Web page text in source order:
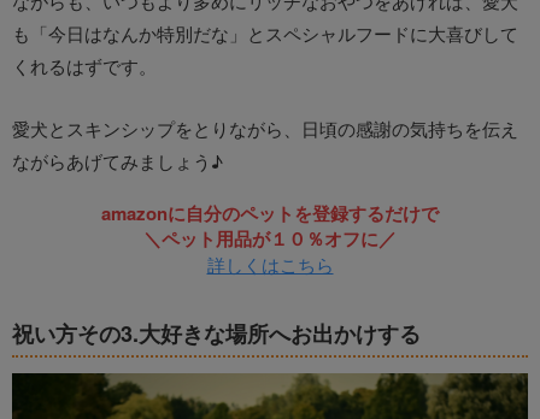
も「今日はなんか特別だな」とスペシャルフードに大喜びして
くれるはずです。
愛犬とスキンシップをとりながら、日頃の感謝の気持ちを伝え
ながらあげてみましょう♪
amazonに自分のペットを登録するだけで
＼ペット用品が１０％オフに／
詳しくはこちら
祝い方その3.大好きな場所へお出かけする